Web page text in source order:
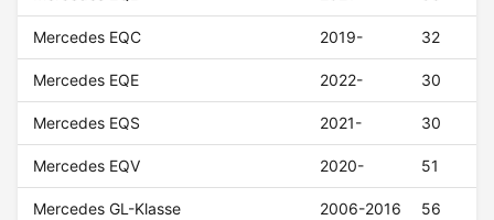
Mercedes EQC 2019- 32
Mercedes EQE 2022- 30
Mercedes EQS 2021- 30
Mercedes EQV 2020- 51
Mercedes GL-Klasse 2006-2016 56